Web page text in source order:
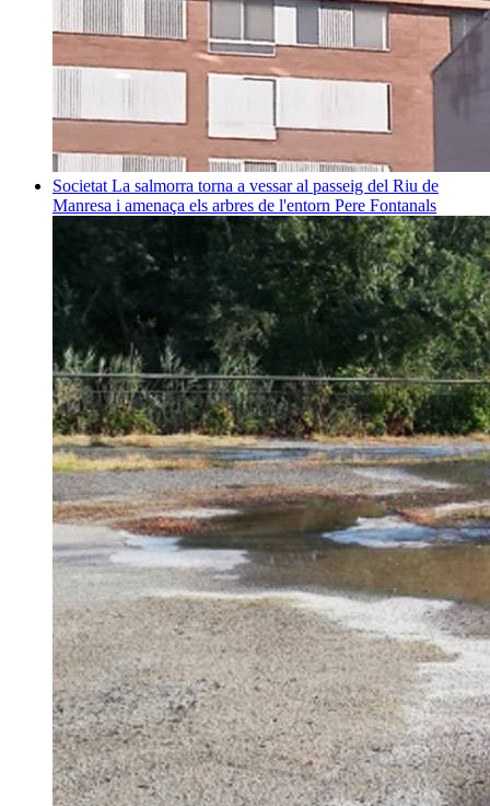
Societat La salmorra torna a vessar al passeig del Riu de
Manresa i amenaça els arbres de l'entorn Pere Fontanals